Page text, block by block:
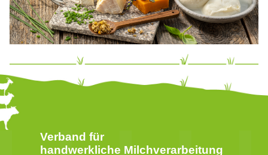
Verband für
handwerkliche Milchverarbeitung